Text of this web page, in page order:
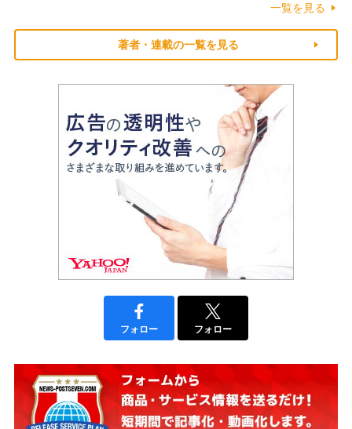
一覧を見る
著者・連載の一覧を見る
フォロー フォロー